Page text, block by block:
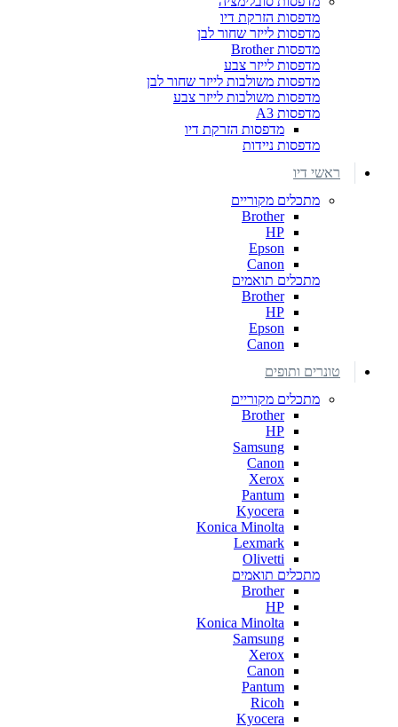
מדפסות הזרקת דיו
מדפסות לייזר שחור לבן
מדפסות Brother
מדפסות לייזר צבע
מדפסות משולבות לייזר שחור לבן
מדפסות משולבות לייזר צבע
מדפסות A3
מדפסות הזרקת דיו
מדפסות ניידות
ראשי דיו
מתכלים מקוריים
Brother
HP
Epson
Canon
מתכלים תואמים
Brother
HP
Epson
Canon
טונרים ותופים
מתכלים מקוריים
Brother
HP
Samsung
Canon
Xerox
Pantum
Kyocera
Konica Minolta
Lexmark
Olivetti
מתכלים תואמים
Brother
HP
Konica Minolta
Samsung
Xerox
Canon
Pantum
Ricoh
Kyocera